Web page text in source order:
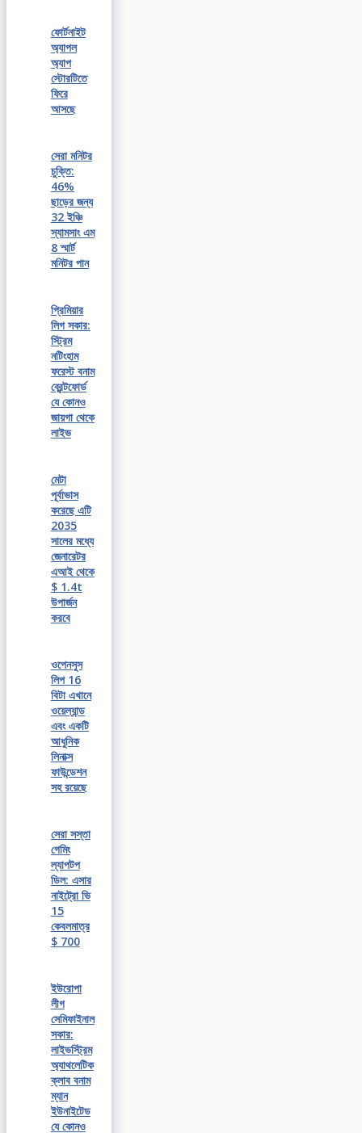
ফোর্টনাইট
অ্যাপল
অ্যাপ
স্টোরটিতে
ফিরে
আসছে
সেরা মনিটর
চুক্তি:
46%
ছাড়ের জন্য
32 ইঞ্চি
স্যামসাং এম
8 স্মার্ট
মনিটর পান
প্রিমিয়ার
লিগ সকার:
স্ট্রিম
নটিংহাম
ফরেস্ট বনাম
ব্রেন্টফোর্ড
যে কোনও
জায়গা থেকে
লাইভ
মেটা
পূর্বাভাস
করেছে এটি
2035
সালের মধ্যে
জেনারেটর
এআই থেকে
$ 1.4t
উপার্জন
করবে
ওপেনসুস
লিপ 16
বিটা এখানে
ওয়েল্যান্ড
এবং একটি
আধুনিক
লিনাক্স
ফাউন্ডেশন
সহ রয়েছে
সেরা সস্তা
গেমিং
ল্যাপটপ
ডিল: এসার
নাইট্রো ভি
15
কেবলমাত্র
$ 700
ইউরোপা
লীগ
সেমিফাইনাল
সকার:
লাইভস্ট্রিম
অ্যাথলেটিক
ক্লাব বনাম
ম্যান
ইউনাইটেড
যে কোনও